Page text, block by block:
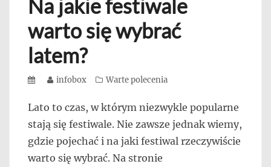
STRON
blogu
przedstawiamy
którzy
innych
przedsiębiorczości
Na jakie festiwale
warto się wybrać
latem?
PostedAuthor
infobox Categories
Warte polecenia
Lato to czas, w którym niezwykle popularne
stają się festiwale. Nie zawsze jednak wiemy,
gdzie pojechać i na jaki festiwal rzeczywiście
warto się wybrać. Na stronie